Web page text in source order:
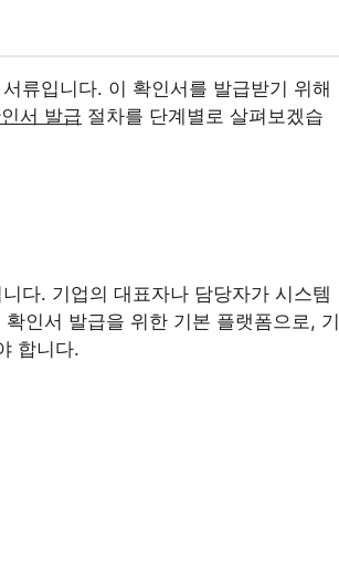
류입니다. 이 확인서를 발급받기 위해
서 발급 절차를 단계별로 살펴보겠습
다. 기업의 대표자나 담당자가 시스템
인서 발급을 위한 기본 플랫폼으로, 기
합니다.